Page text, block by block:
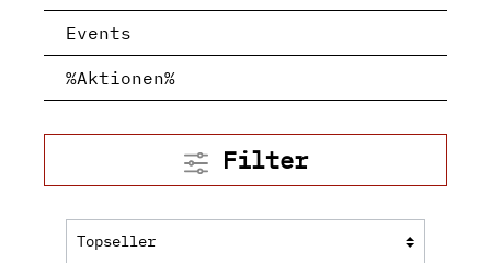
Events
%Aktionen%
Filter